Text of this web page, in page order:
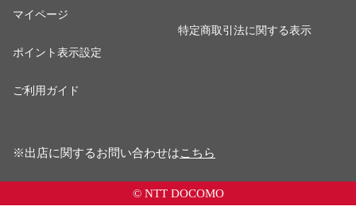
マイページ
ポイント表示設定
ご利用ガイド
特定商取引法に関する表示
※出店に関するお問い合わせはこちら
© NTT DOCOMO